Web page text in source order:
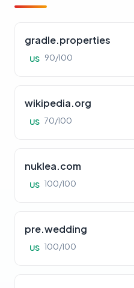
gradle.properties
US 90/100
wikipedia.org
US 70/100
nuklea.com
US 100/100
pre.wedding
US 100/100